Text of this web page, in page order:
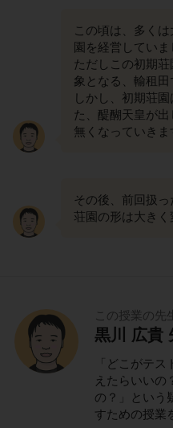
この頃は、多く
園を経営していま
ただしこの初期
象となる、輸租田
しかし、初期荘
た、醍醐天皇が
無くなっていきま
その後、前回扱っ
荘園の形は大きく
この授業の先生
黒川 広貴
「どこがテ
えたらいいの
の？」という
すための授業